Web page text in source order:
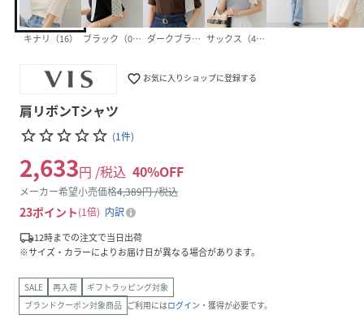
キナリ（16） ブラック（01） ダークブラウン（20）
サックス（48）
favorite_border お気に入りショップに登録する
肩リボンTシャツ
star_borderstar_borderstar_borderstar_borderstar_border (1件)
2,633円 /税込 40%OFF
メーカー希望小売価格4,389円 /税込
23ポイント 1倍
内訳
local_shipping12時までの注文で当日出荷
※サイズ・カラーによりお届け日が異なる場合があります。
SALE 再入荷
ギフトラッピング対象
ブランドクーポン対象商品 ご利用にはログイン ・獲得が必要です。